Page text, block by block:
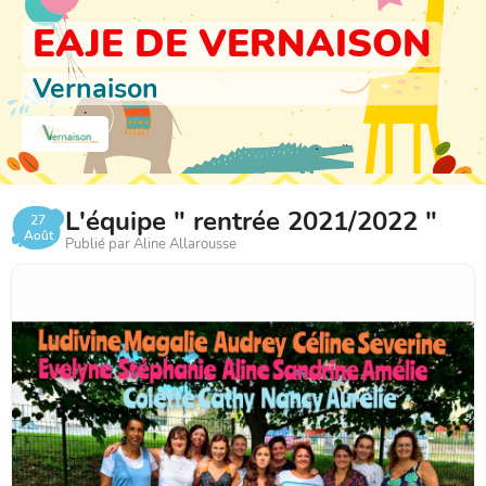
EAJE DE VERNAISON
Vernaison
27
Août
L'équipe " rentrée 2021/2022 "
Publié par Aline Allarousse